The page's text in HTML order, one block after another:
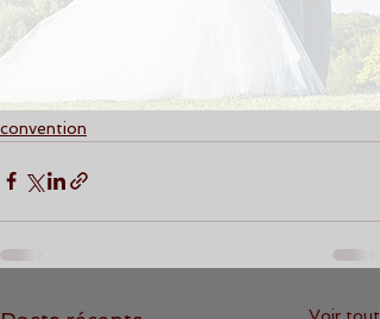
convention